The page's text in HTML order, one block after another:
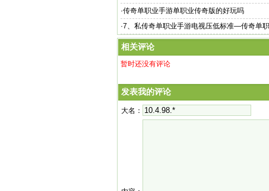
·传奇单职业手游单职业传奇版的好玩吗
·7、私传奇单职业手游电视压低标准—传奇单
相关评论
暂时还没有评论
发表我的评论
大名：